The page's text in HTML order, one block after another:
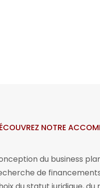
NOTRE
du business
de